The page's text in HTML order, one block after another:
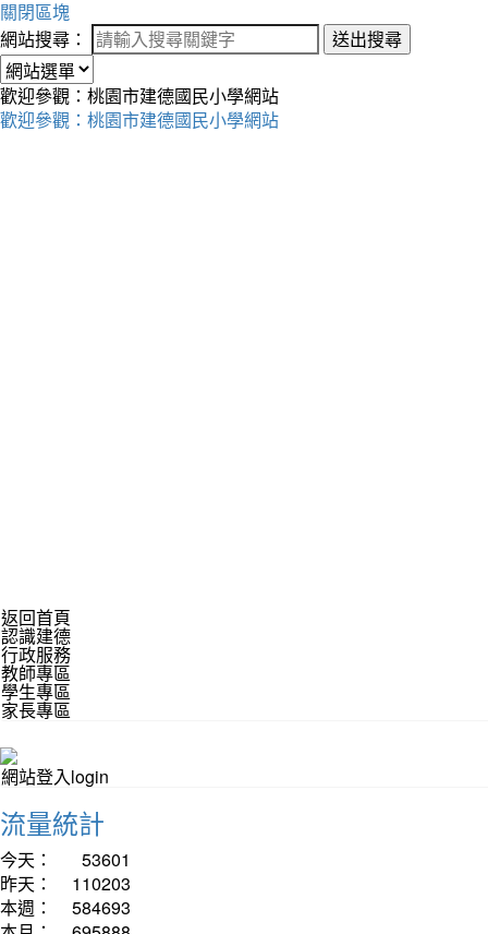
關閉區塊
網站搜尋：
送出搜尋
歡迎參觀：桃園市建德國民小學網站
歡迎參觀：桃園市建德國民小學網站
返回首頁
認識建德
行政服務
教師專區
學生專區
家長專區
網站登入login
流量統計
今天：
53601
昨天：
110203
本週：
584693